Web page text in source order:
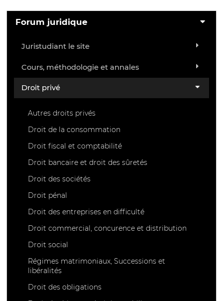
Forum juridique
Juristudiant le site
Cours, méthodologie et annales
Droit privé
Autres droits privés
Droit de la consommation
Droit fiscal et comptabilité
Droit bancaire et droit des sûretés
Droit des sociétés
Droit pénal
Droit des entreprises en difficulté
Droit commercial, concurence et distribution
Droit social
Régimes matrimoniaux, Successions et
libéralités
Droit des obligations